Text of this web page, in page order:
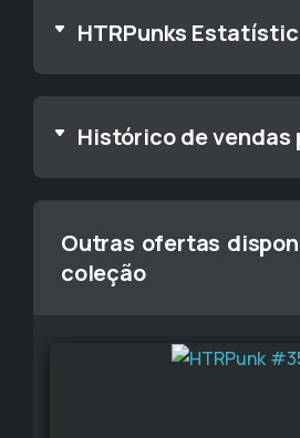
HTRPunks
Histórico de vendas
Outras ofertas
coleção